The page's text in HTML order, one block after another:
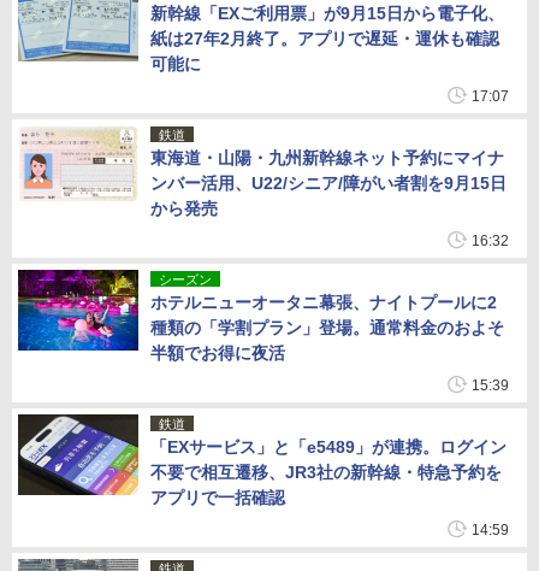
新幹線「EXご利用票」が9月15日から電子化、
紙は27年2月終了。アプリで遅延・運休も確認
可能に
17:07
鉄道
東海道・山陽・九州新幹線ネット予約にマイナ
ンバー活用、U22/シニア/障がい者割を9月15日
から発売
16:32
シーズン
ホテルニューオータニ幕張、ナイトプールに2
種類の「学割プラン」登場。通常料金のおよそ
半額でお得に夜活
15:39
鉄道
「EXサービス」と「e5489」が連携。ログイン
不要で相互遷移、JR3社の新幹線・特急予約を
アプリで一括確認
14:59